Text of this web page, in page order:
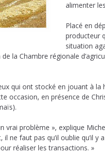
alimenter
Placé en
producteur
situation
la Chambre régionale
qui ont stocké en jouant à
occasion, en présence de
vrai problème », explique
ne faut pas qu’il oublie qu’il y
réaliser les transactions. »